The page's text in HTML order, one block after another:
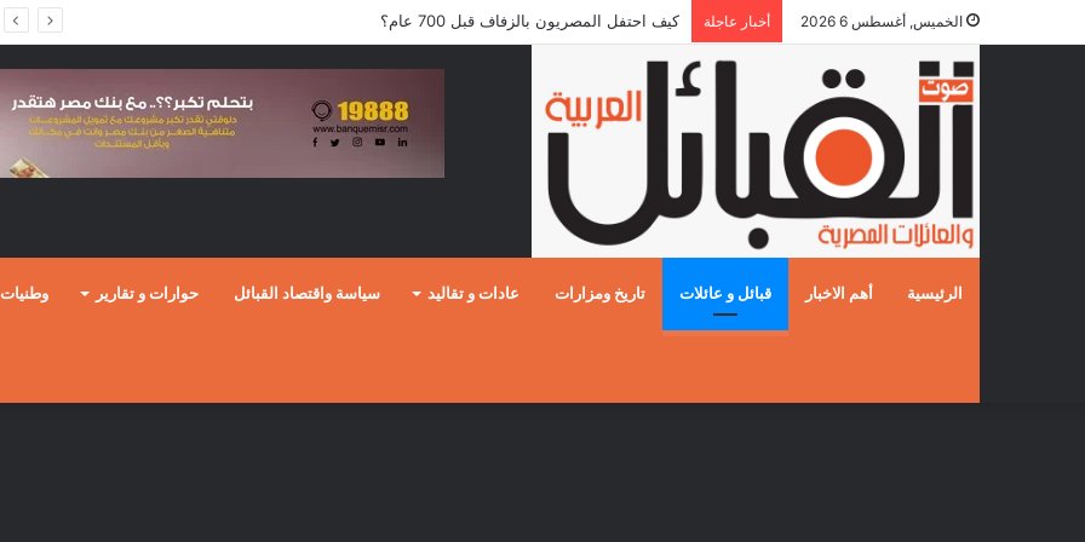
الخميس, أغسطس 6 2026 أخبار عاجلة كيف احتفل المصريون بالزفاف قبل 700 عام؟
الرئيسية أهم الاخبار قبائل و عائلات تاريخ ومزارات عادات و تقاليد سياسة واقتصاد القبائل حوارات و تقارير وطنيات